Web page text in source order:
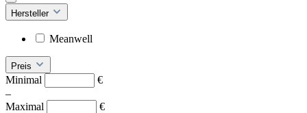
Hersteller
Meanwell
Preis
Minimal
€
–
Maximal
€